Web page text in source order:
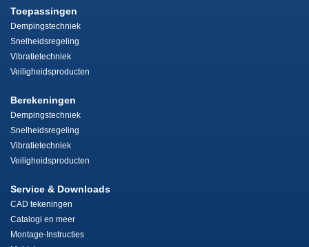
Toepassingen
Dempingstechniek
Snelheidsregeling
Vibratietechniek
Veiligheidsproducten
Berekeningen
Dempingstechniek
Snelheidsregeling
Vibratietechniek
Veiligheidsproducten
Service & Downloads
CAD tekeningen
Catalogi en meer
Montage-Instructies